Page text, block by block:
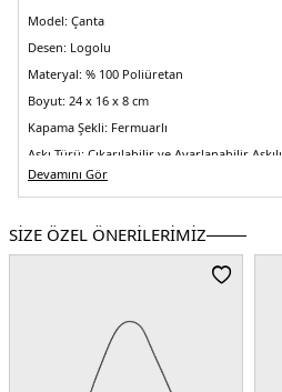
Model: Çanta
Desen: Logolu
Materyal: % 100 Poliüretan
Boyut: 24 x 16 x 8 cm
Kapama Şekli: Fermuarlı
Askı Türü: Çıkarılabilir ve Ayarlanabilir Askılı
Menşei:Çin
astar
Devamını Gör
SİZE ÖZEL ÖNERİLERİMİZ